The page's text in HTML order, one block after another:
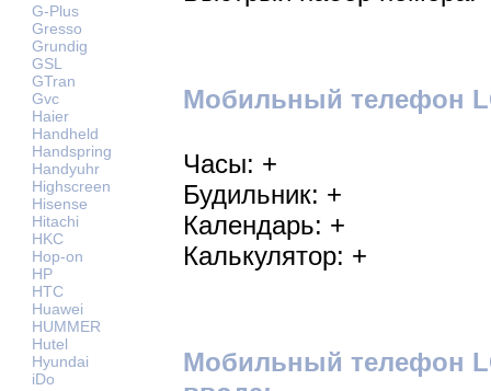
G-Plus
Gresso
Grundig
GSL
GTran
Gvc
Haier
Handheld
Handspring
Handyuhr
Highscreen
Hisense
Hitachi
HKC
Hop-on
HP
HTC
Huawei
HUMMER
Hutel
Hyundai
iDo
Мобильный телефон
Часы: +
Будильник: +
Календарь: +
Калькулятор: +
Мобильный телефон